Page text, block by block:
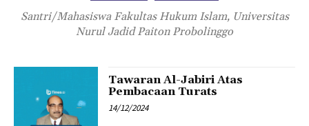
Santri/Mahasiswa Fakultas Hukum Islam, Universitas
Nurul Jadid Paiton Probolinggo
Tawaran Al-Jabiri Atas
Pembacaan Turats
14/12/2024